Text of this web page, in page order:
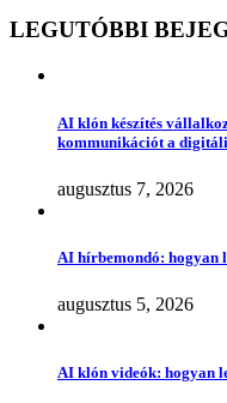
LEGUTÓBBI
AI klón készítés
kommunikációt a
augusztus 7, 2026
AI hírbemondó: hogyan
augusztus 5, 2026
AI klón videók: hogyan